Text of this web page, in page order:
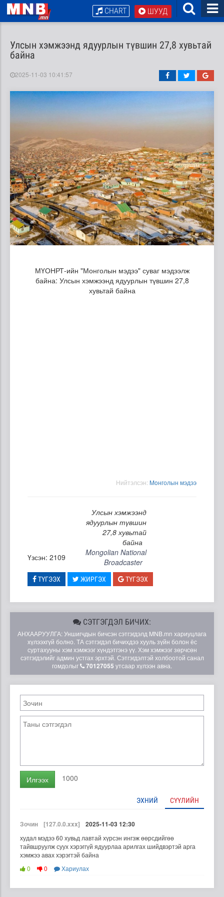
ШУУД
CHART
Улсын хэмжээнд ядуурлын түвшин 27,8 хувьтай
байна
2025-11-03 10:41:57
МҮОНРТ-ийн "Монголын мэдээ" суваг мэдээлж
байна: Улсын хэмжээнд ядуурлын түвшин 27,8
хувьтай байна
Нийтэлсэн: Moнголын мэдээ
Улсын хэмжээнд
ядуурлын түвшин
27,8 хувьтай
байна
Үзсэн: 2109
Mongolian National
Broadcaster
ТҮГЭЭХ ЖИРГЭХ ТҮГЭЭХ
СЭТГЭГДЭЛ БИЧИХ:
АНХААРУУЛГА: Уншигчдын бичсэн сэтгэгдэлд MNB.mn хариуцлага
хүлээхгүй болно. ТА сэтгэгдэл бичихдээ хууль зүйн болон ёс
суртахууны хэм хэмжээг хүндэтгэнэ үү. Хэм хэмжээг зөрчсөн
сэтгэгдэлийг админ устгах эрхтэй. Сэтгэгдэлтэй холбоотой санал
гомдолыг
70127055 утсаар хүлээн авна.
Илгээх 1000
ЭХНИЙ СҮҮЛИЙН
Зочин [127.0.0.xxx] 2025-11-03 12:30
худал мэдээ 60 хувьд лавтай хүрсэн ингэж өөрсдийгөө
тайвшруулж суух хэрэггүй ядуурлаа арилгах шийдвэртэй арга
хэмжээ авах хэрэгтэй байна
0
0 Хариулах